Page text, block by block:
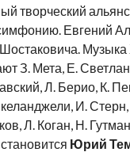
творческий
Евгений
Музыка
З. Мета, Е.
Л. Берио, К.
И. Стерн,
Л. Коган, Н.
Юрий